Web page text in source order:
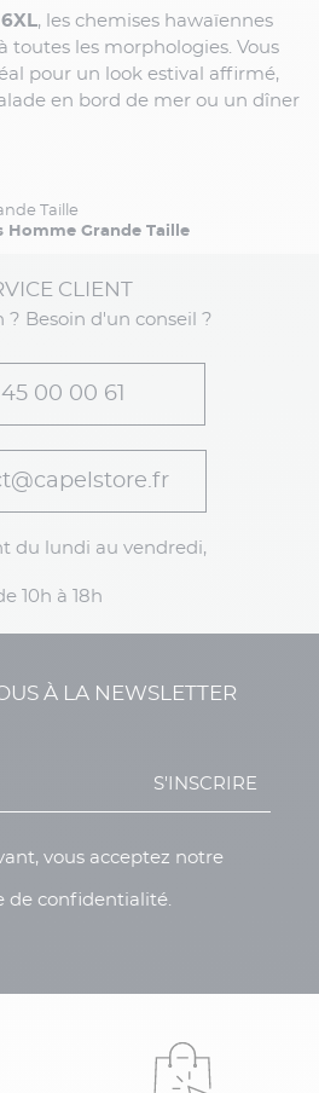
, les chemises hawaïennes
toutes les morphologies. Vous
pour un look estival affirmé,
en bord de mer ou un dîner
Taille
Homme Grande Taille
CLIENT
? Besoin d'un conseil ?
00 00 61
du lundi au vendredi,
10h à 18h
À LA NEWSLETTER
S'INSCRIRE
vous acceptez notre
de confidentialité.